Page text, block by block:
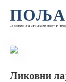
ПОЉА
часопис за књижевност и
Ликовни